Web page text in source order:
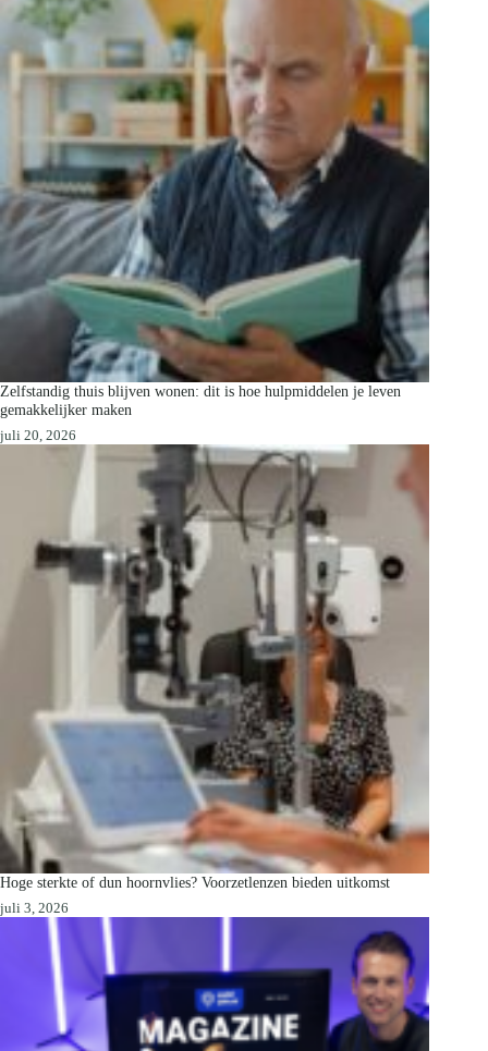
Zelfstandig thuis blijven wonen: dit is hoe hulpmiddelen je leven
gemakkelijker maken
juli 20, 2026
Hoge sterkte of dun hoornvlies? Voorzetlenzen bieden uitkomst
juli 3, 2026